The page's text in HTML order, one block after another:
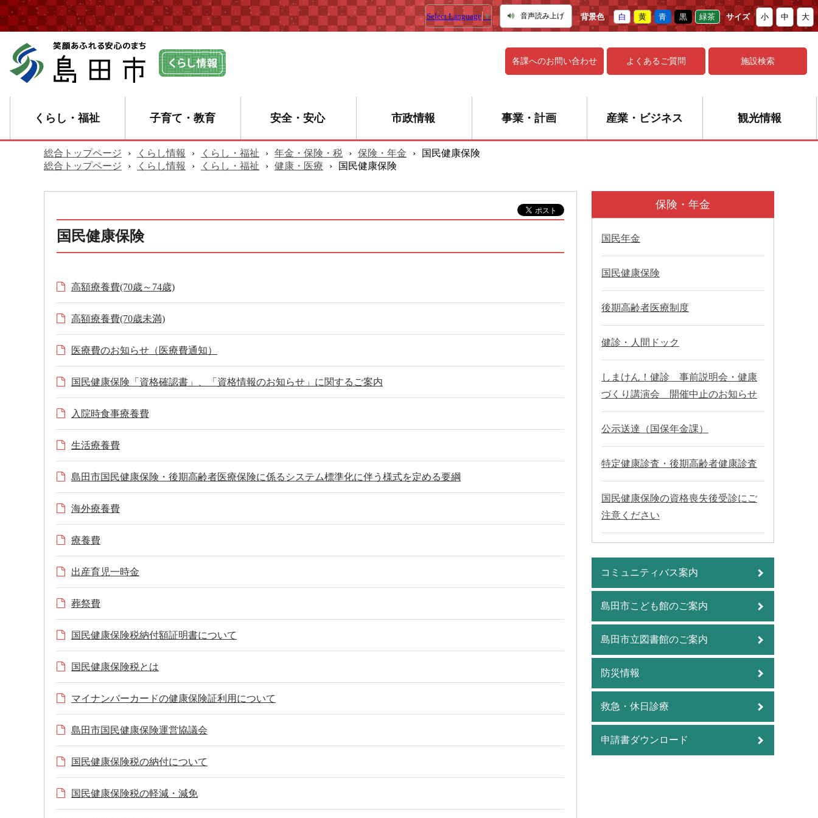
Select Language ▼ 音声読み上げ 背景色 白 黄 青 黒 緑茶 サイズ 小 中 大
各課へのお問い合わせ よくあるご質問 施設検索
くらし・福祉 子育て・教育 安全・安心 市政情報 事業・計画 産業・ビジネス 観光情報
総合トップページ › くらし情報 › くらし・福祉 › 年金・保険・税 › 保険・年金 ›
国民健康保険
総合トップページ
› くらし情報 › くらし・福祉 › 健康・医療 › 国民健康保険
国民健康保険
高額療養費(70歳～74歳)
高額療養費(70歳未満)
医療費のお知らせ（医療費通知）
国民健康保険「資格確認書」、「資格情報のお知らせ」に関するご案内
入院時食事療養費
生活療養費
島田市国民健康保険・後期高齢者医療保険に係るシステム標準化に伴う様式を定める要綱
海外療養費
療養費
出産育児一時金
葬祭費
国民健康保険税納付額証明書について
国民健康保険税とは
マイナンバーカードの健康保険証利用について
島田市国民健康保険運営協議会
国民健康保険税の納付について
国民健康保険税の軽減・減免
保険・年金
国民年金
国民健康保険
後期高齢者医療制度
健診・人間ドック
しまけん！健診 事前説明会・健康
づくり講演会 開催中止のお知らせ
公示送達（国保年金課）
特定健康診査・後期高齢者健康診査
国民健康保険の資格喪失後受診にご
注意ください
コミュニティバス案内
島田市こども館のご案内
島田市立図書館のご案内
防災情報
救急・休日診療
申請書ダウンロード